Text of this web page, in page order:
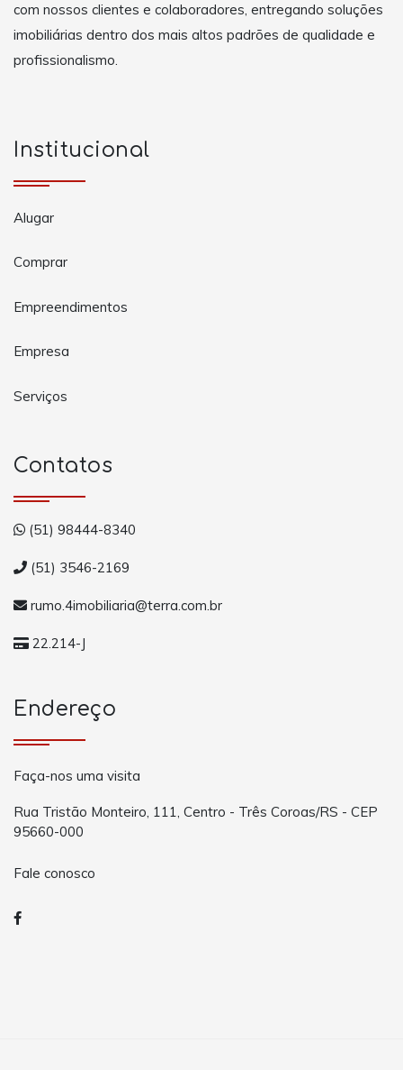
com nossos clientes e colaboradores, entregando soluções
imobiliárias dentro dos mais altos padrões de qualidade e
profissionalismo.
Institucional
Alugar
Comprar
Empreendimentos
Empresa
Serviços
Contatos
(51) 98444-8340
(51) 3546-2169
rumo.4imobiliaria@terra.com.br
22.214-J
Endereço
Faça-nos uma visita
Rua Tristão Monteiro, 111, Centro - Três Coroas/RS - CEP
95660-000
Fale conosco